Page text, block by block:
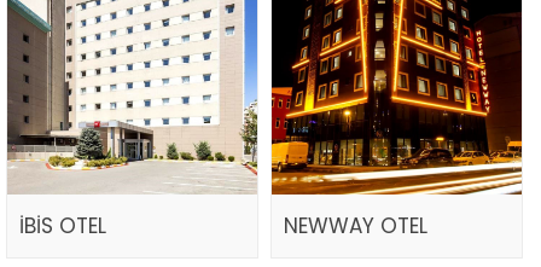
İBİS OTEL NEWWAY OTEL